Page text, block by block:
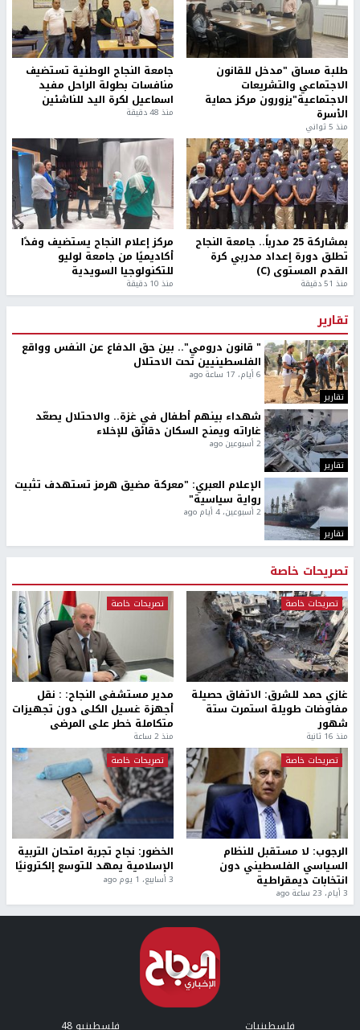
طلبة مساق "مدخل للقانون
الاجتماعي والتشريعات
الاجتماعية"يزورون مركز حماية
الأسرة
منذ 5 ثواني
جامعة النجاح الوطنية تستضيف
منافسات بطولة الراحل مفيد
اسماعيل لكرة اليد للناشئين
منذ 48 دقيقة
بمشاركة 25 مدرباً.. جامعة النجاح
تطلق دورة إعداد مدربي كرة
القدم المستوى (C)
منذ 51 دقيقة
مركز إعلام النجاح يستضيف وفدًا
أكاديميًا من جامعة لوليو
للتكنولوجيا السويدية
منذ 10 دقيقة
تقارير
تقارير
" قانون درومي".. بين حق الدفاع عن النفس وواقع
الفلسطينيين تحت الاحتلال
6 أيام، 17 ساعة ago
تقارير
شهداء بينهم أطفال في غزة.. والاحتلال يصعّد
غاراته ويمنح السكان دقائق للإخلاء
2 أسبوعين ago
تقارير
الإعلام العبري: "معركة مضيق هرمز تستهدف تثبيت
رواية سياسية"
2 أسبوعين، 4 أيام ago
تصريحات خاصة
تصريحات خاصة
غازي حمد للشرق: الاتفاق حصيلة
مفاوضات طويلة استمرت ستة
شهور
منذ 16 ثانية
تصريحات خاصة
مدير مستشفى النجاح: : نقل
أجهزة غسيل الكلى دون تجهيزات
متكاملة خطر على المرضى
منذ 2 ساعة
تصريحات خاصة
الرجوب: لا مستقبل للنظام
السياسي الفلسطيني دون
انتخابات ديمقراطية
3 أيام، 23 ساعة ago
تصريحات خاصة
الخضور: نجاح تجربة امتحان التربية
الإسلامية يمهد للتوسع إلكترونيًا
3 أسابيع، 1 يوم ago